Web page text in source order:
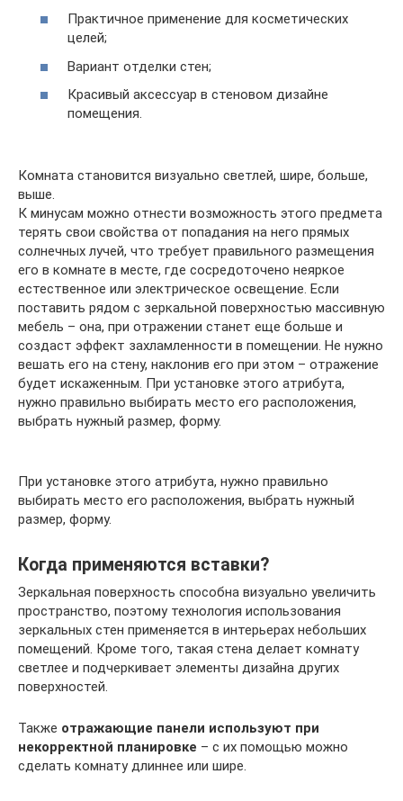
Практичное применение для косметических
целей;
Вариант отделки стен;
Красивый аксессуар в стеновом дизайне
помещения.
Комната становится визуально светлей, шире, больше,
выше.
К минусам можно отнести возможность этого предмета
терять свои свойства от попадания на него прямых
солнечных лучей, что требует правильного размещения
его в комнате в месте, где сосредоточено неяркое
естественное или электрическое освещение. Если
поставить рядом с зеркальной поверхностью массивную
мебель – она, при отражении станет еще больше и
создаст эффект захламленности в помещении. Не нужно
вешать его на стену, наклонив его при этом – отражение
будет искаженным. При установке этого атрибута,
нужно правильно выбирать место его расположения,
выбрать нужный размер, форму.
При установке этого атрибута, нужно правильно
выбирать место его расположения, выбрать нужный
размер, форму.
Когда применяются вставки?
Зеркальная поверхность способна визуально увеличить
пространство, поэтому технология использования
зеркальных стен применяется в интерьерах небольших
помещений. Кроме того, такая стена делает комнату
светлее и подчеркивает элементы дизайна других
поверхностей.
Также отражающие панели используют при
некорректной планировке – с их помощью можно
сделать комнату длиннее или шире.